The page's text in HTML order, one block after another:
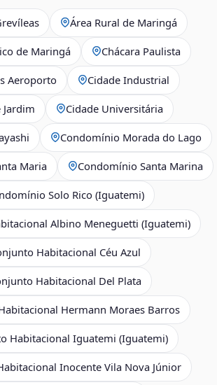
Área Rural de Maringá
de Maringá Chácara Paulista
Aeroporto Cidade Industrial
Jardim Cidade Universitária
Condomínio Morada do Lago
Maria Condomínio Santa Marina
Solo Rico (Iguatemi)
Albino Meneguetti (Iguatemi)
Habitacional Céu Azul
Habitacional Del Plata
Hermann Moraes Barros
Habitacional Iguatemi (Iguatemi)
Inocente Vila Nova Júnior